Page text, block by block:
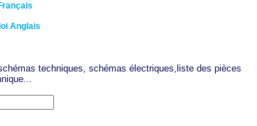
Anglais
techniques, schémas électriques,liste des pièces